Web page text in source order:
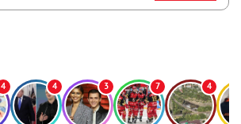
4 4 3 7 4